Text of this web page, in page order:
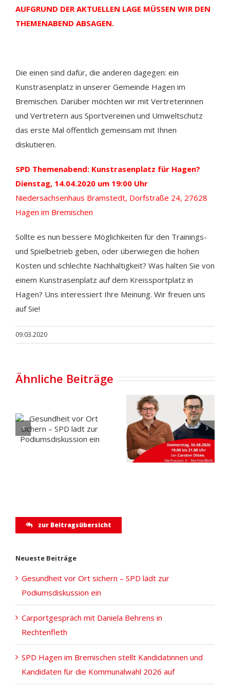
AUFGRUND DER AKTUELLEN LAGE MÜSSEN WIR DEN
THEMENABEND ABSAGEN.
Die einen sind dafür, die anderen dagegen: ein
Kunstrasenplatz in unserer Gemeinde Hagen im
Bremischen. Darüber möchten wir mit Vertreterinnen
und Vertretern aus Sportvereinen und Umweltschutz
das erste Mal öffentlich gemeinsam mit Ihnen
diskutieren.
SPD Themenabend: Kunstrasenplatz für Hagen?
Dienstag, 14.04.2020 um 19:00 Uhr
Niedersachsenhaus Bramstedt, Dorfstraße 24, 27628
Hagen im Bremischen
Sollte es nun bessere Möglichkeiten für den Trainings-
und Spielbetrieb geben, oder überwiegen die hohen
Kosten und schlechte Nachhaltigkeit? Was halten Sie von
einem Kunstrasenplatz auf dem Kreissportplatz in
Hagen? Uns interessiert Ihre Meinung. Wir freuen uns
auf Sie!
09.03.2020
Ähnliche Beiträge
sichern –
SPD lädt
zur
Podiumsdiskussion
mit
Daniela
Behrens in
Rechtenfleth
zur Beitragsübersicht
Neueste Beiträge
Gesundheit vor Ort sichern – SPD lädt zur
Podiumsdiskussion ein
Carportgespräch mit Daniela Behrens in
Rechtenfleth
SPD Hagen im Bremischen stellt Kandidatinnen und
Kandidaten für die Kommunalwahl 2026 auf